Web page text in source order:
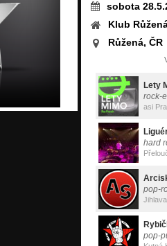
sobota
Klub
Růžená, ČR
Lety
rock-
hard
pop-
Jihlava
pop-